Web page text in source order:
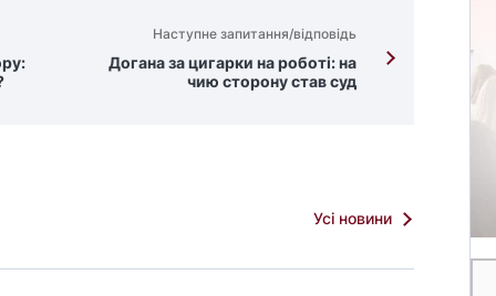
Наступне запитання/відповідь
Догана за цигарки на роботі: на
чию сторону став суд
Усі новини